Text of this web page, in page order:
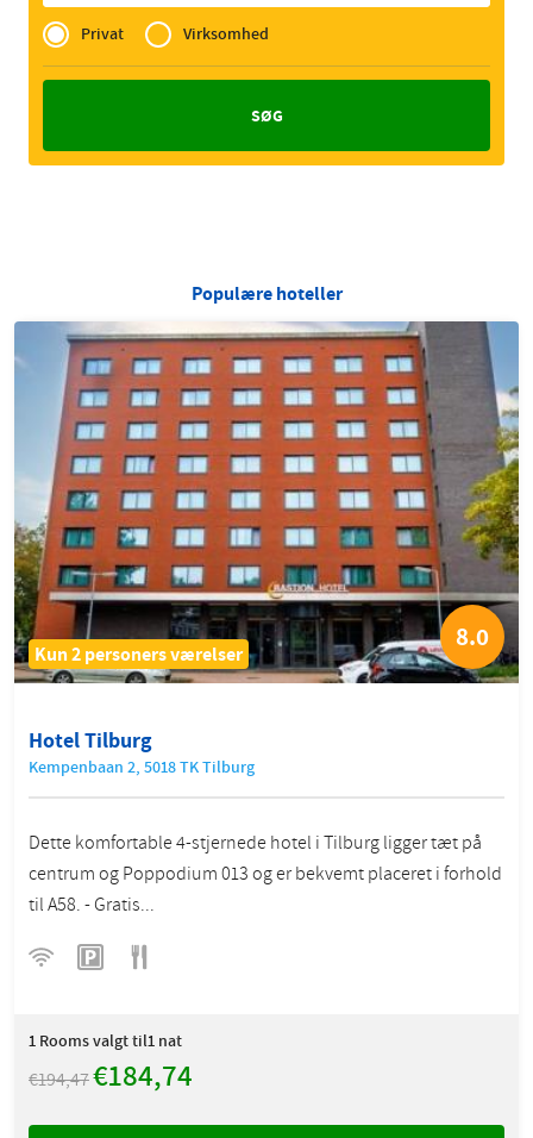
Privé
of
Zakelijk
Privat Virksomhed
Populære hoteller
Kun 2 personers værelser
8.0
Hotel Tilburg
Kempenbaan 2, 5018 TK Tilburg
Dette komfortable 4-stjernede hotel i Tilburg ligger tæt på
centrum og Poppodium 013 og er bekvemt placeret i forhold
til A58. - Gratis...
1 Rooms valgt til1 nat
€194,47€184,74